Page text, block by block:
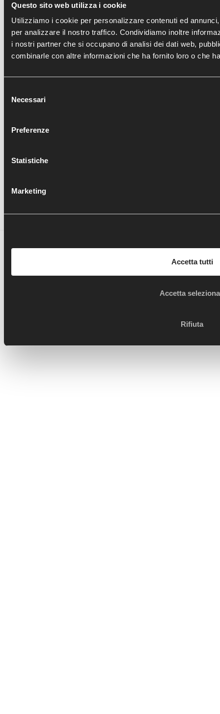
Questo sito web utilizza i cookie
Utilizziamo i cookie per personalizzare contenuti ed
per analizzare il nostro traffico. Condividiamo inoltre
i nostri partner che si occupano di analisi dei dati web,
combinarle con altre informazioni che ha fornito loro o che
delNecessari
Preferenze
Statistiche
Marketing
Accetta tutti
Accetta
Rifiuta
ATTIVITÀ SCIENTIFICA - ULTIMI
ARTICOLI
COXALGIA: DALL'ARTROSCOPIA ALLA PROTESI